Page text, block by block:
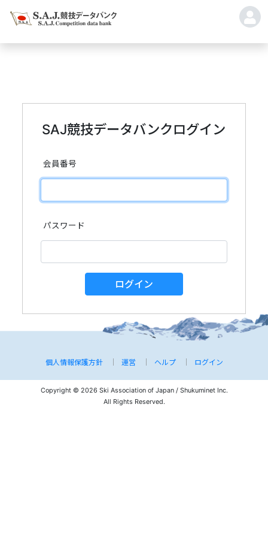
SAJ競技データバンクログイン
会員番号
パスワード
ログイン
個人情報保護方針 運営 ヘルプ ログイン
Copyright © 2026 Ski Association of Japan / Shukuminet Inc.
All Rights Reserved.